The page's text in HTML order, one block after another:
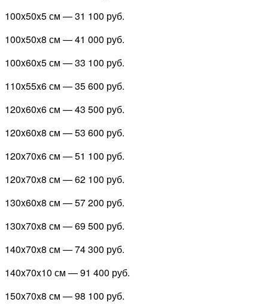
100x50x5 см —31 100 руб.
100x50x8 см —41 000 руб.
100x60x5 см —33 100 руб.
110x55x6 см —35 600 руб.
120x60x6 см —43 500 руб.
120x60x8 см —53 600 руб.
120x70x6 см —51 100 руб.
120x70x8 см —62 100 руб.
130x60x8 см —57 200 руб.
130x70x8 см —69 500 руб.
140x70x8 см —74 300 руб.
140x70x10 см —91 400 руб.
150x70x8 см —98 100 руб.